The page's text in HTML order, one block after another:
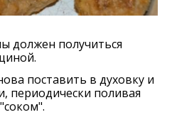
должен получиться
поставить в духовку и
периодически поливая